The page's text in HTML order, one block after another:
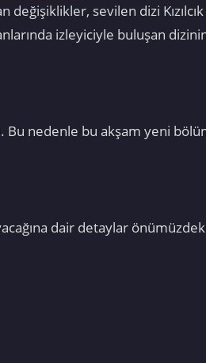
değişiklikler, sevilen dizi
izleyiciyle buluşan
Bu nedenle bu akşam yeni
dair detaylar